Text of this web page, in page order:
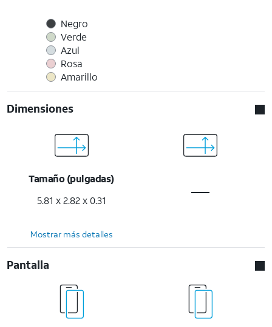
Negro
Verde
Azul
Rosa
Amarillo
Dimensiones
Tamaño (pulgadas)
5.81 x 2.82 x 0.31
Mostrar más detalles
Pantalla